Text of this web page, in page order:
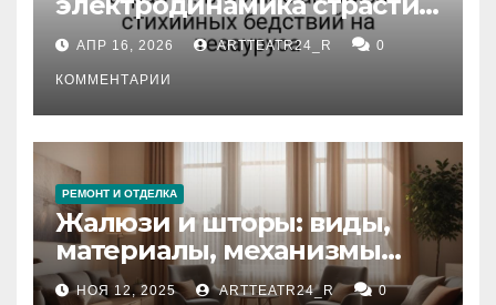
влияние анализа
стихийных бедствий на
тезауруса
АПР 16, 2026 ARTTEATR24_R 0
КОММЕНТАРИИ
РЕМОНТ И ОТДЕЛКА
Жалюзи и шторы: виды,
материалы, механизмы
управления и уход
НОЯ 12, 2025 ARTTEATR24_R 0